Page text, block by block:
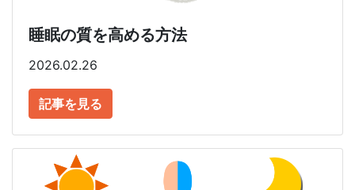
睡眠の質を高める方法
2026.02.26
記事を見る